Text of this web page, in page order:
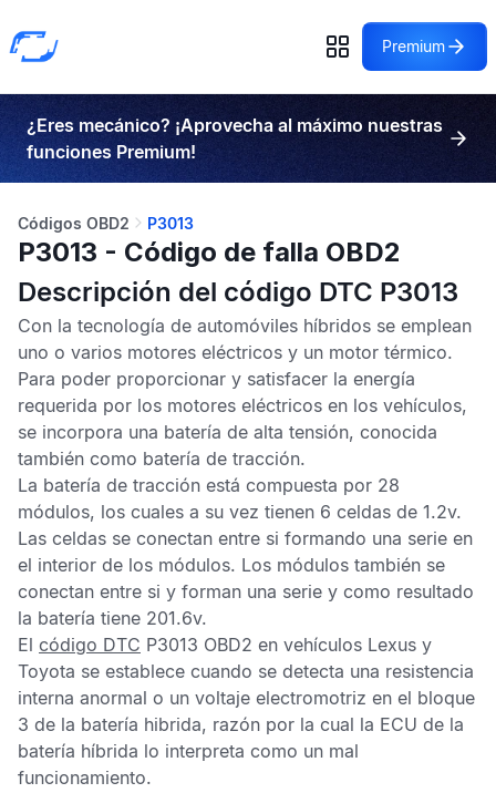
Premium
¿Eres mecánico? ¡Aprovecha al máximo nuestras
funciones Premium!
Códigos OBD2 P3013
P3013 - Código de falla OBD2
Descripción del código DTC P3013
Con la tecnología de automóviles híbridos se emplean
uno o varios motores eléctricos y un motor térmico.
Para poder proporcionar y satisfacer la energía
requerida por los motores eléctricos en los vehículos,
se incorpora una batería de alta tensión, conocida
también como batería de tracción.
La batería de tracción está compuesta por 28
módulos, los cuales a su vez tienen 6 celdas de 1.2v.
Las celdas se conectan entre si formando una serie en
el interior de los módulos. Los módulos también se
conectan entre si y forman una serie y como resultado
la batería tiene 201.6v.
El código DTC P3013 OBD2 en vehículos Lexus y
Toyota se establece cuando se detecta una resistencia
interna anormal o un voltaje electromotriz en el bloque
3 de la batería hibrida, razón por la cual la ECU de la
batería híbrida lo interpreta como un mal
funcionamiento.